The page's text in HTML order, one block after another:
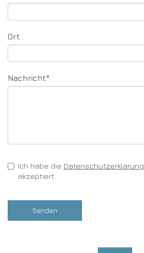
Ort
NachrichtPflichtfeld
*
Ich habe die Datenschutzerklärung
akzeptiert.